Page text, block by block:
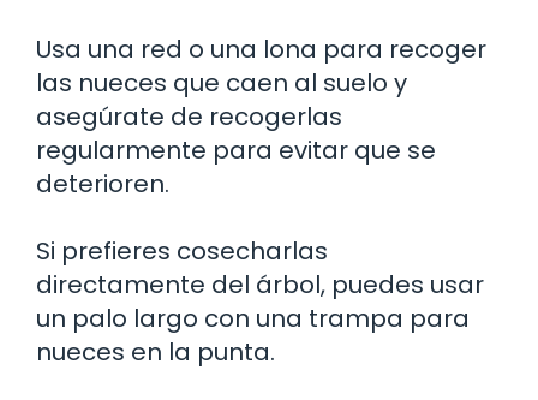
Usa una red o una lona para recoger
las nueces que caen al suelo y
asegúrate de recogerlas
regularmente para evitar que se
deterioren.
Si prefieres cosecharlas
directamente del árbol, puedes usar
un palo largo con una trampa para
nueces en la punta.